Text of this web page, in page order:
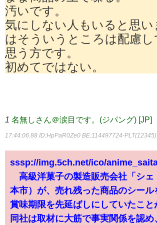
汚いです。
気にしない人もいると思い
はそういうところは配慮し
思う方です。
初めてではない。
1 名無しさん＠涙目です。(ジパング) [JP]
17:44:06.88 ID:HpPaR0Ze0 BE:114497724-PLT(12345)
sssp://img.5ch.net/ico/
高級洋菓子の製造販売会社「シェ
本市）が、売れ残った商品のシール
賞味期限を先延ばしにしていたこと
同社は取材に大筋で事実関係を認